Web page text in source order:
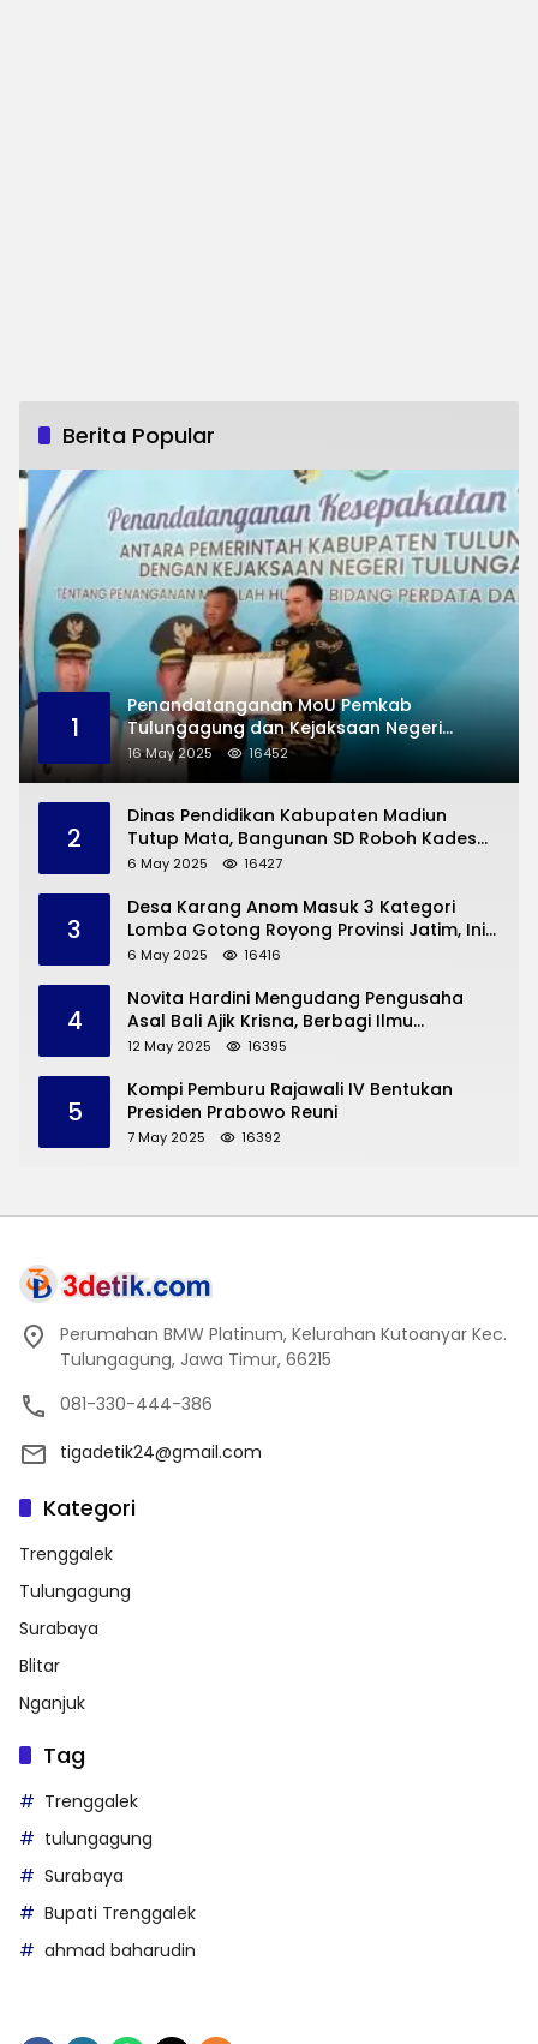
Berita Popular
1
Penandatanganan MoU Pemkab
Tulungagung dan Kejaksaan Negeri
Permasalahan Hukum
16 May 2025 16452
2
Dinas Pendidikan Kabupaten Madiun
Tutup Mata, Bangunan SD Roboh Kades
Dermorejo Bangun Pakai Dana Pribadi
6 May 2025 16427
3
Desa Karang Anom Masuk 3 Kategori
Lomba Gotong Royong Provinsi Jatim, Ini
yang Disampaikan Sekda Trenggalek
6 May 2025 16416
4
Novita Hardini Mengudang Pengusaha
Asal Bali Ajik Krisna, Berbagi Ilmu
Pengembangan Pariwisata dan UMKM
12 May 2025 16395
5
Kompi Pemburu Rajawali IV Bentukan
Presiden Prabowo Reuni
7 May 2025 16392
Perumahan BMW Platinum, Kelurahan Kutoanyar Kec.
Tulungagung, Jawa Timur, 66215
081-330-444-386
tigadetik24@gmail.com
Kategori
Trenggalek
Tulungagung
Surabaya
Blitar
Nganjuk
Tag
Trenggalek
tulungagung
Surabaya
Bupati Trenggalek
ahmad baharudin